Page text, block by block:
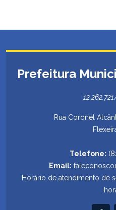
Prefeitura
Rua Coronel
Telefone:
Email:
Horário de atendimento de